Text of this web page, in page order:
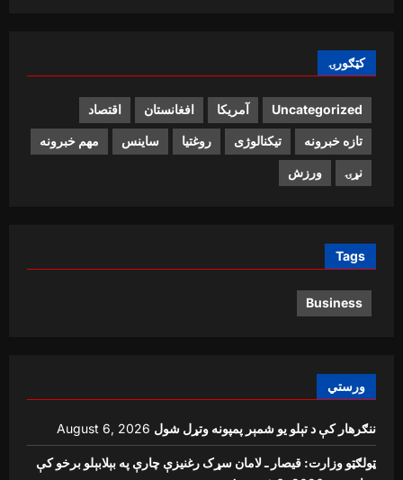
کټګورۍ
Uncategorized آمریکا افغانستان اقتصاد
تازه خبرونه تیکنالوژی روغتیا ساینس مهم خبرونه
نړۍ ورزش
Tags
Business
ورستي
ننګرهار کې د تېلو یو شمېر پمپونه وتړل شول August 6, 2026
ټولګټو وزارت: قیصار ـ لامان سړک رغنیزې چارې په بېلابېلو برخو کې